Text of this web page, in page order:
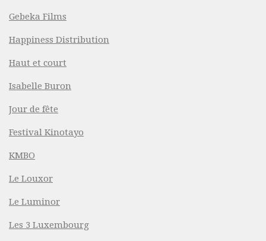
Gebeka Films
Happiness Distribution
Haut et court
Isabelle Buron
Jour de fête
Festival Kinotayo
KMBO
Le Louxor
Le Luminor
Les 3 Luxembourg